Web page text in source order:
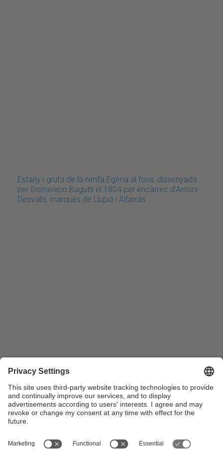
Estany i gruta de la nimfa Egèria al fons, dissenyada
per Domenico Bagutti el 1804 per encàrrec d’Antoni
Desvalls, marquès de Llupià i Alfarràs
Vista des de dalt del laberint amb l’escultura d’Eros al
centre, envoltada d’arcs formats per xiprers